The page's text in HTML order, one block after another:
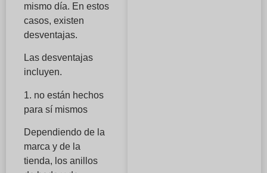
mismo día. En estos
casos, existen
desventajas.
Las desventajas
incluyen.
1. no están hechos
para sí mismos
Dependiendo de la
marca y de la
tienda, los anillos